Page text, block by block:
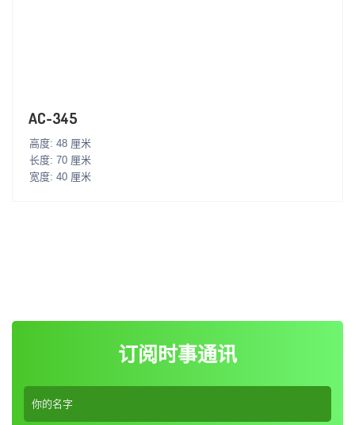
AC-345
高度: 48 厘米
长度: 70 厘米
宽度: 40 厘米
订阅时事通讯